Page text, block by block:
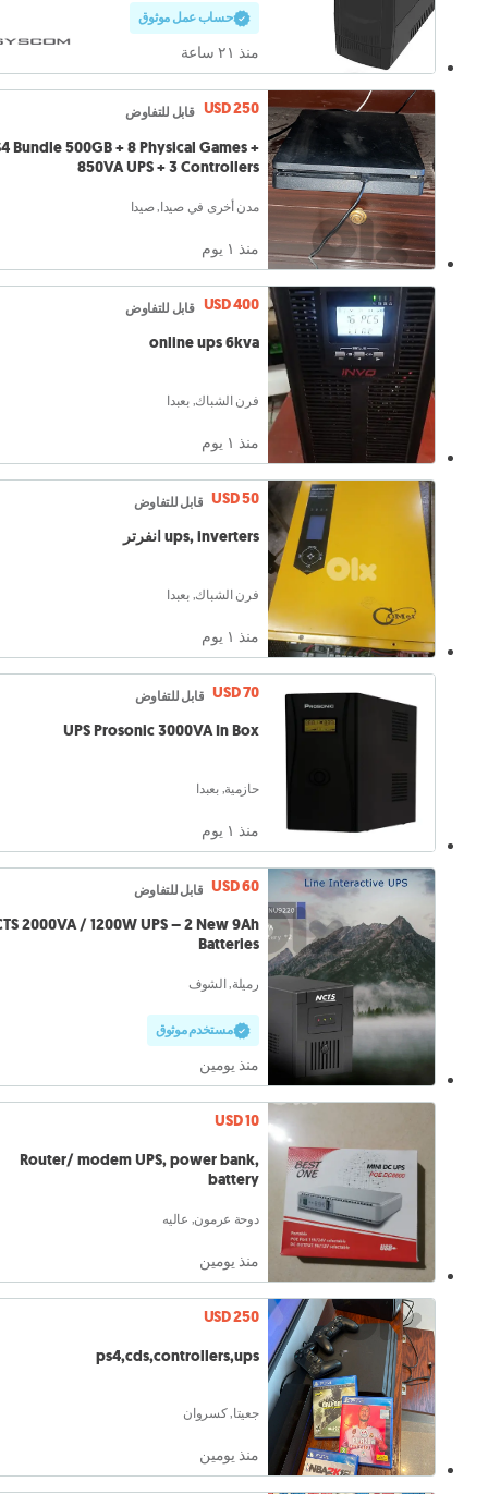
حساب عمل موثوق
منذ ٢١ ساعة
USD 250 قابل للتفاوض
Bundle 500GB + 8 Physical Games +
850VA UPS + 3 Controllers
مدن أخرى في صيدا, صيدا
منذ ١ يوم
USD 400 قابل للتفاوض
online ups 6kva
فرن الشباك, بعبدا
منذ ١ يوم
USD 50 قابل للتفاوض
ups, inverters انفرتر
فرن الشباك, بعبدا
منذ ١ يوم
USD 70 قابل للتفاوض
UPS Prosonic 3000VA In Box
حازمية, بعبدا
منذ ١ يوم
USD 60 قابل للتفاوض
2000VA / 1200W UPS – 2 New 9Ah
Batteries
رميلة, الشوف
مستخدم موثوق
منذ يومين
USD 10
Router/ modem UPS, power bank,
battery
دوحة عرمون, عاليه
منذ يومين
USD 250
ps4,cds,controllers,ups
جعيتا, كسروان
منذ يومين